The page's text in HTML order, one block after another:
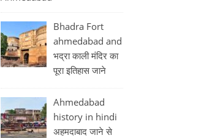
Bhadra Fort
ahmedabad and
भद्रा काली मंदिर का
पूरा इतिहास जाने
Ahmedabad
history in hindi
अहमदाबाद जाने से